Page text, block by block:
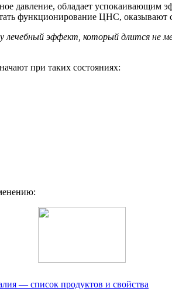
давление, обладает
функционирование ЦНС, оказывают
лечебный эффект, который длится не
при таких состояниях:
— список продуктов и свойства